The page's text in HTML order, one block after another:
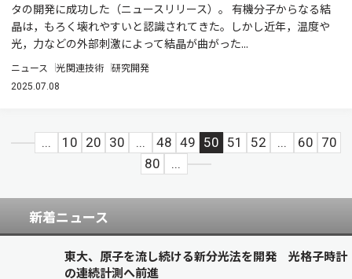
タの開発に成功した（ニュースリリース）。 有機分子からなる結
晶は，もろく壊れやすいと認識されてきた。しかし近年，温度や
光，力などの外部刺激によって結晶が曲がった...
ニュース 光関連技術 研究開発
2025.07.08
... 10 20 30 ... 48 49 50 51 52 ... 60 70
80
...
新着ニュース
東大、原子を流し続ける新分光法を開発 光格子時計
の連続計測へ前進